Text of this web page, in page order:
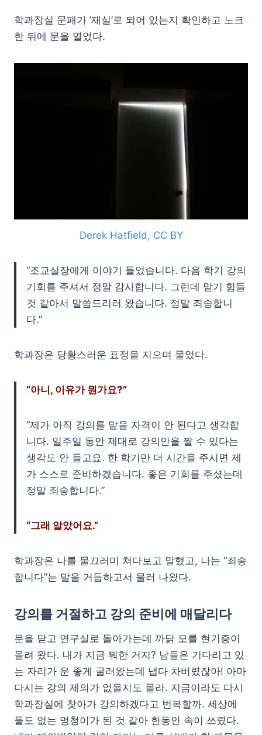
학과장실 문패가 ‘재실’로 되어 있는지 확인하고 노크
한 뒤에 문을 열었다.
Derek Hatfield, CC BY
“조교실장에게 이야기 들었습니다. 다음 학기 강의
기회를 주셔서 정말 감사합니다. 그런데 맡기 힘들
것 같아서 말씀드리러 왔습니다. 정말 죄송합니
다.”
학과장은 당황스러운 표정을 지으며 물었다.
“아니, 이유가 뭔가요?”
“제가 아직 강의를 맡을 자격이 안 된다고 생각합
니다. 일주일 동안 제대로 강의안을 짤 수 있다는
생각도 안 들고요. 한 학기만 더 시간을 주시면 제
가 스스로 준비하겠습니다. 좋은 기회를 주셨는데
정말 죄송합니다.”
“그래 알았어요.”
학과장은 나를 물끄러미 쳐다보고 말했고, 나는 “죄송
합니다”는 말을 거듭하고서 물러 나왔다.
강의를 거절하고 강의 준비에 매달리다
문을 닫고 연구실로 돌아가는데 까닭 모를 현기증이
몰려 왔다. 내가 지금 뭐한 거지? 남들은 기다리고 있
는 자리가 운 좋게 굴러왔는데 냅다 차버렸잖아! 아마
다시는 강의 제의가 없을지도 몰라. 지금이라도 다시
학과장실에 찾아가 강의하겠다고 번복할까. 세상에
둘도 없는 멍청이가 된 것 같아 한동안 속이 쓰렸다.